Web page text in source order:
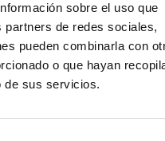
sobre el uso que
partners de redes sociales,
pueden combinarla con
o que hayan
de sus servicios.
químicos